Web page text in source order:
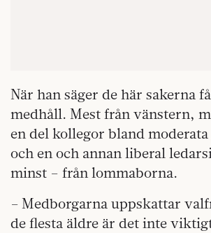
När han säger de här sakerna
medhåll. Mest från vänstern,
en del kollegor bland
och en och annan liberal
minst – från lommaborna.
– Medborgarna uppskattar
de flesta äldre är det inte